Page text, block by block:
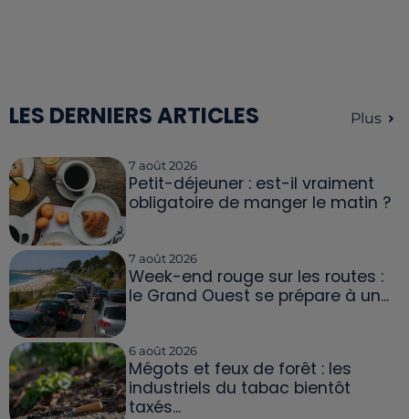
LES DERNIERS ARTICLES Plus
7 août 2026
Petit-déjeuner : est-il vraiment
obligatoire de manger le matin ?
7 août 2026
Week-end rouge sur les routes :
le Grand Ouest se prépare à un...
6 août 2026
Mégots et feux de forêt : les
industriels du tabac bientôt
taxés...